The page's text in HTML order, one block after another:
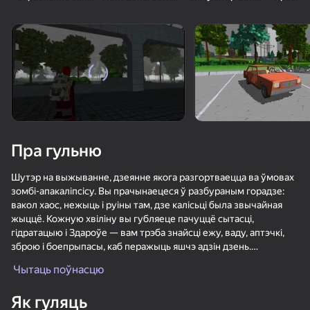
76
Пасьянс «Косынка»
81
Сокровища Пиратов
90
Спасение уток:
Удаление винтов
89
Пра гульню
Шутэр на выжыванне, дзеянне якога разгортваецца ва ўмовах
зомбі-апакаліпсісу. Вы прачынаецеся ў разбураным горадзе:
вакол хаос, нежыць і руіны там, дзе калісьці была звычайная
жыццё. Кожную хвіліну вы губляеце пачуццё сытасці,
гідратацыю і Здароўе — вам трэба знайсці ежу, ваду, аптэчкі,
зброю і боепрыпасы, каб перажыць яшчэ адзін дзень.
Пашукайце шафы, скрыні, тумбачкі, сейфы, смеццевыя бакі і
уласны гук і можа хаваць нешта карыснае. Купляйце зброю і
Чытаць поўнасцю
Як гуляць